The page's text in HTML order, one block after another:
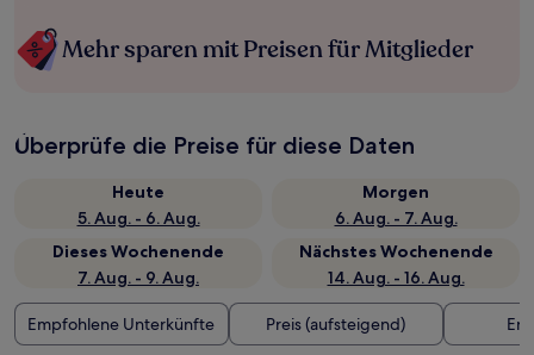
Mehr sparen mit Preisen für Mitglieder
Überprüfe die Preise für diese Daten
Heute
5. Aug. - 6. Aug.
Morgen
6. Aug. - 7. Aug.
Dieses Wochenende
7. Aug. - 9. Aug.
Nächstes Wochenende
14. Aug. - 16. Aug.
Empfohlene Unterkünfte Preis (aufsteigend)